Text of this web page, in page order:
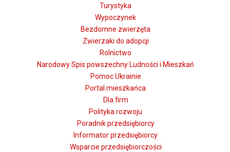
Turystyka
Wypoczynek
Bezdomne zwierzęta
Zwierzaki do adopcji
Rolnictwo
Narodowy Spis powszechny Ludności i Mieszkań
Pomoc Ukrainie
Portal mieszkańca
Dla firm
Polityka rozwoju
Poradnik przedsiębiorcy
Informator przedsiębiorcy
Wsparcie przedsiębiorczości
Udział w szkoleniu jest całkowicie bezpłatny. Zapisy pod nr.